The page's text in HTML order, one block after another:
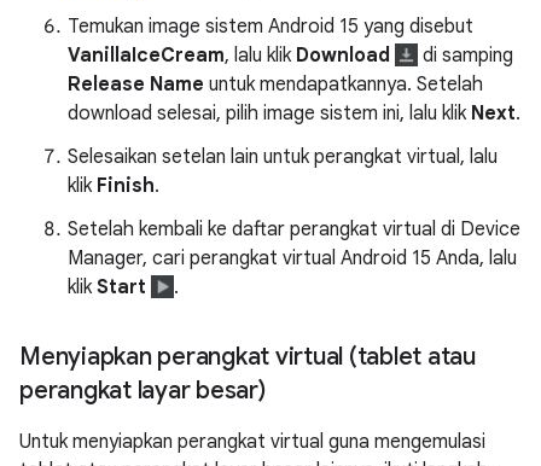
Temukan image sistem Android 15 yang disebut
VanillaIceCream, lalu klik Download
di samping
Release Name untuk mendapatkannya. Setelah
download selesai, pilih image sistem ini, lalu klik Next.
Selesaikan setelan lain untuk perangkat virtual, lalu
klik Finish.
Setelah kembali ke daftar perangkat virtual di Device
Manager, cari perangkat virtual Android 15 Anda, lalu
klik Start .
Menyiapkan perangkat virtual (tablet atau
perangkat layar besar)
Untuk menyiapkan perangkat virtual guna mengemulasi